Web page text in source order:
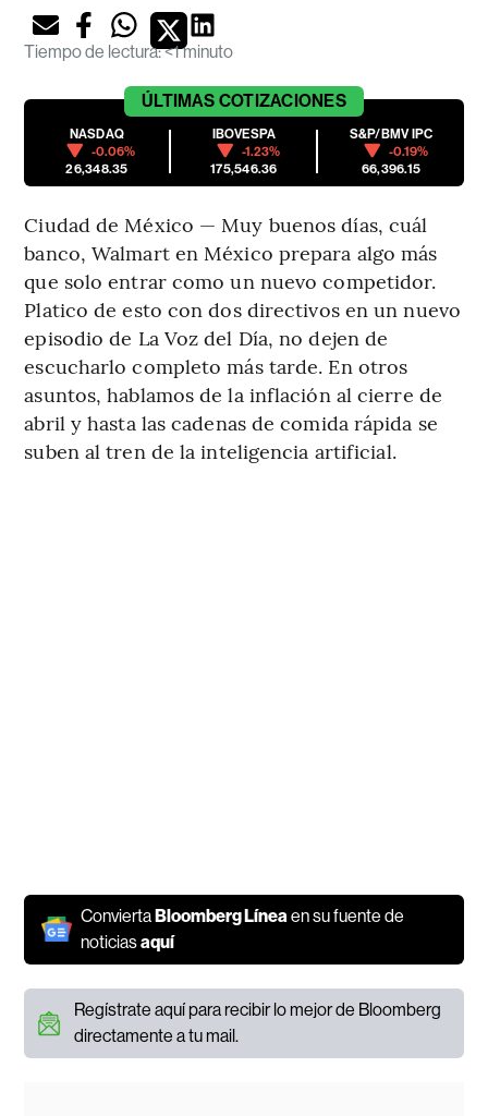
Tiempo de lectura:<1 minuto
ÚLTIMAS COTIZACIONES
NASDAQ
-0.06%
26,348.35
IBOVESPA
-1.23%
175,546.36
S&P/BMV IPC
-0.19%
66,396.15
Ciudad de México — Muy buenos días, cuál
banco, Walmart en México prepara algo más
que solo entrar como un nuevo competidor.
Platico de esto con dos directivos en un nuevo
episodio de La Voz del Día, no dejen de
escucharlo completo más tarde. En otros
asuntos, hablamos de la inflación al cierre de
abril y hasta las cadenas de comida rápida se
suben al tren de la inteligencia artificial.
ConviertaBloomberg Línea en su fuente de
noticiasaquí
Regístrate aquí para recibir lo mejor de Bloomberg
directamente a tu mail.